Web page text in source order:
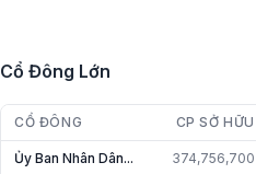
Cổ Đông Lớn
CỔ ĐÔNG CP SỞ HỮU
Ủy Ban Nhân Dân... 374,756,700